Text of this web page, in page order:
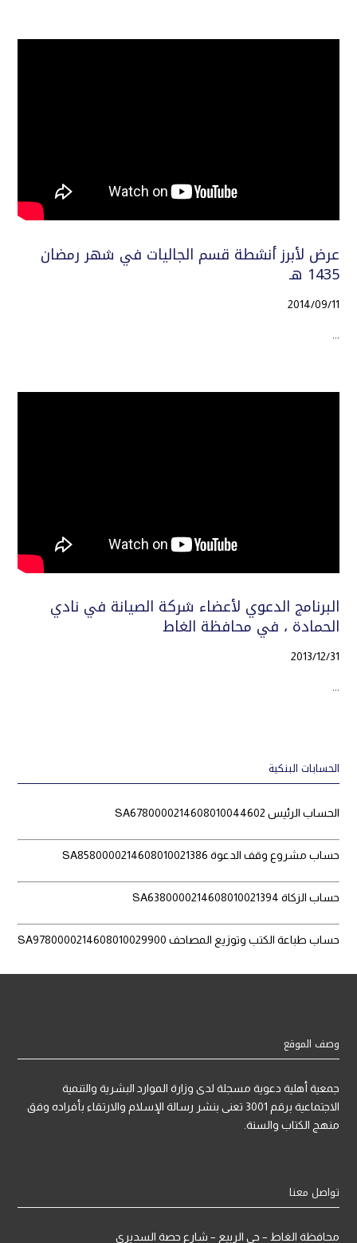
عرض لأبرز أنشطة قسم الجاليات في شهر رمضان
1435 هـ
2014/09/11
البرنامج الدعوي لأعضاء شركة الصيانة في نادي
الحمادة ، في محافظة الغاط
2013/12/31
...
الحسابات البنكية
الحساب الرئيس SA6780000214608010044602
حساب مشروع وقف الدعوة SA8580000214608010021386
حساب الزكاة SA6380000214608010021394
حساب طباعة الكتب وتوزيع المصاحف SA9780000214608010029900
وصف الموقع
جمعية أهلية دعوية مسجلة لدى وزارة الموارد البشرية والتنمية
الاجتماعية برقم 3001 تعنى بنشر رسالة الإسلام والارتقاء بأفراده وفق
منهج الكتاب والسنة.
تواصل معنا
محافظة الغاط – حي الربيع – شارع حصة السديري